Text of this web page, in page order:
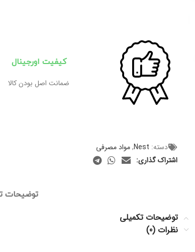
کیفیت اورجینال
ضمانت اصل بودن کالا
دسته: Nest
,مواد مصرفی
اشتراک گذاری:
توضیحات
توضیحات تکمیلی
نظرات (0)